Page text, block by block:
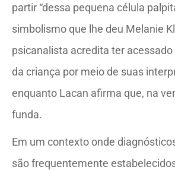
partir “dessa pequena célula
simbolismo que lhe deu Melanie
psicanalista acredita ter
da criança por meio de suas
enquanto Lacan afirma que, na
funda.
Em um contexto onde
são frequentemente